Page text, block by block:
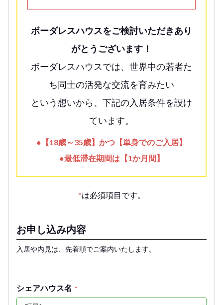
ボーダレスハウスをご検討いただきあり
がとうございます！
ボーダレスハウスでは、世界中の若者た
ち同士の活発な交流を育みたい
という想いから、下記の入居条件を設け
ています。
●【18歳～35歳】かつ【単身でのご入居】
●最低滞在期間は【1か月間】
*は必須項目です。
お申し込み内容
入居や内見は、先着順でご案内いたします。
シェアハウス名 *